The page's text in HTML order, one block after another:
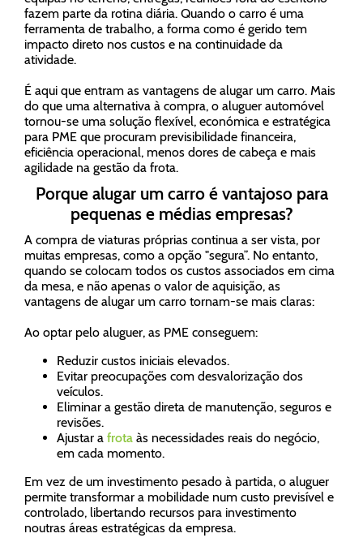
fazem parte da rotina diária. Quando o carro é uma
ferramenta de trabalho, a forma como é gerido tem
impacto direto nos custos e na continuidade da
atividade.
É aqui que entram as vantagens de alugar um carro. Mais
do que uma alternativa à compra, o aluguer automóvel
tornou-se uma solução flexível, económica e estratégica
para PME que procuram previsibilidade financeira,
eficiência operacional, menos dores de cabeça e mais
agilidade na gestão da frota.
Porque alugar um carro é vantajoso para
pequenas e médias empresas?
A compra de viaturas próprias continua a ser vista, por
muitas empresas, como a opção "segura”. No entanto,
quando se colocam todos os custos associados em cima
da mesa, e não apenas o valor de aquisição, as
vantagens de alugar um carro tornam-se mais claras:
Ao optar pelo aluguer, as PME conseguem:
Reduzir custos iniciais elevados.
Evitar preocupações com desvalorização dos
veículos.
Eliminar a gestão direta de manutenção, seguros e
revisões.
Ajustar a frota às necessidades reais do negócio,
em cada momento.
Em vez de um investimento pesado à partida, o aluguer
permite transformar a mobilidade num custo previsível e
controlado, libertando recursos para investimento
noutras áreas estratégicas da empresa.